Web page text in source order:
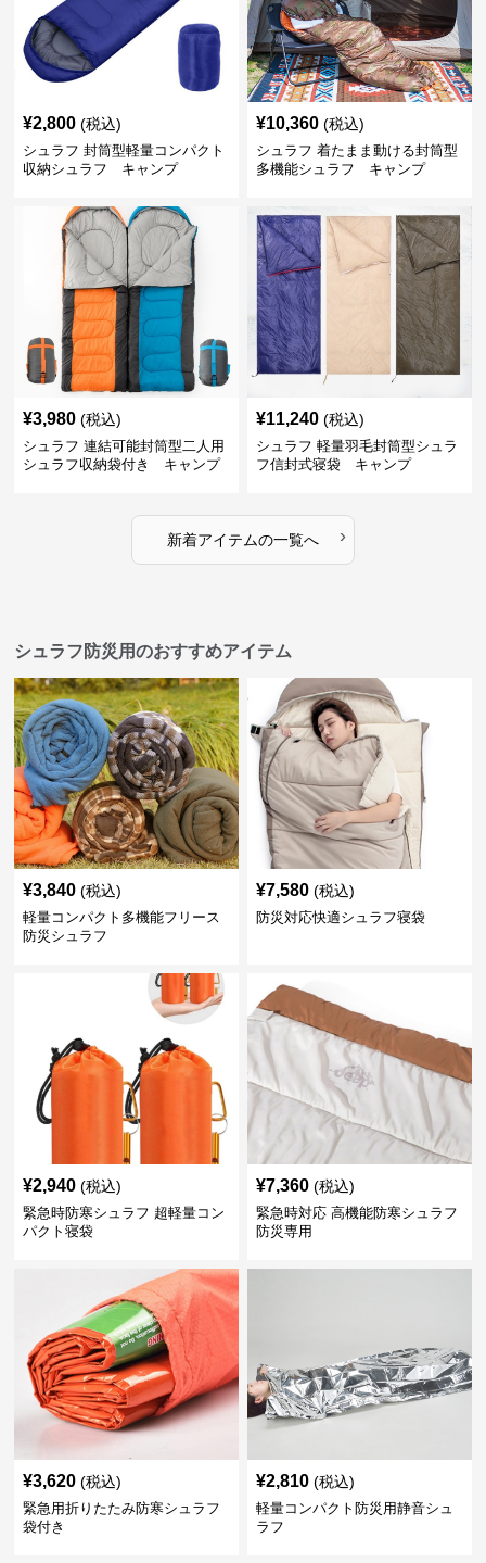
¥2,800 (税込)
シュラフ 封筒型軽量コンパクト
収納シュラフ キャンプ
¥10,360 (税込)
シュラフ 着たまま動ける封筒型
多機能シュラフ キャンプ
¥3,980 (税込)
シュラフ 連結可能封筒型二人用
シュラフ収納袋付き キャンプ
¥11,240 (税込)
シュラフ 軽量羽毛封筒型シュラ
フ信封式寝袋 キャンプ
新着アイテムの一覧へ ›
シュラフ防災用のおすすめアイテム
¥3,840 (税込)
軽量コンパクト多機能フリース
防災シュラフ
¥7,580 (税込)
防災対応快適シュラフ寝袋
¥2,940 (税込)
緊急時防寒シュラフ 超軽量コン
パクト寝袋
¥7,360 (税込)
緊急時対応 高機能防寒シュラフ
防災専用
¥3,620 (税込)
緊急用折りたたみ防寒シュラフ
袋付き
¥2,810 (税込)
軽量コンパクト防災用静音シュ
ラフ